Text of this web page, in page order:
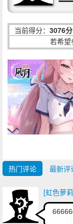
当前得分： 3076
若希
热门评论 最新评
[虹色萝